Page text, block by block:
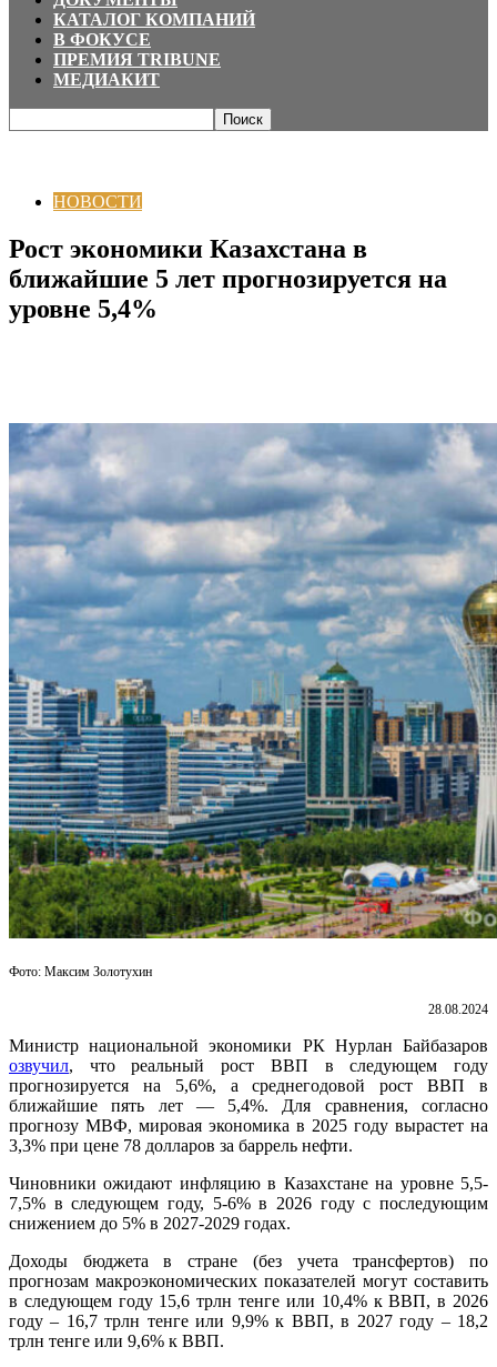
КАТАЛОГ КОМПАНИЙ
В ФОКУСЕ
ПРЕМИЯ TRIBUNE
МЕДИАКИТ
НОВОСТИ
Рост экономики Казахстана в
ближайшие 5 лет прогнозируется на
уровне 5,4%
Фото: Максим Золотухин
28.08.2024
Министр национальной экономики РК Нурлан Байбазаров
озвучил, что реальный рост ВВП в следующем году
прогнозируется на 5,6%, а среднегодовой рост ВВП в
ближайшие пять лет — 5,4%. Для сравнения, согласно
прогнозу МВФ, мировая экономика в 2025 году вырастет на
3,3% при цене 78 долларов за баррель нефти.
Чиновники ожидают инфляцию в Казахстане на уровне 5,5-
7,5% в следующем году, 5-6% в 2026 году с последующим
снижением до 5% в 2027-2029 годах.
Доходы бюджета в стране (без учета трансфертов) по
прогнозам макроэкономических показателей могут составить
в следующем году 15,6 трлн тенге или 10,4% к ВВП, в 2026
году – 16,7 трлн тенге или 9,9% к ВВП, в 2027 году – 18,2
трлн тенге или 9,6% к ВВП.